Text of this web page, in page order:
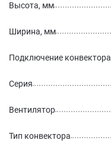
Высота, мм
Ширина, мм
Подключение конвектора
Серия
Вентилятор
Тип конвектора